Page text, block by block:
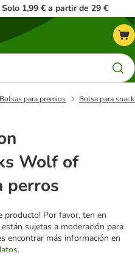
1,99 € a partir de 29 €
Bolsas para premios Bolsa para
Wolf of
perros
producto! Por favor, ten en
sujetas a moderación para
encontrar más información en
.